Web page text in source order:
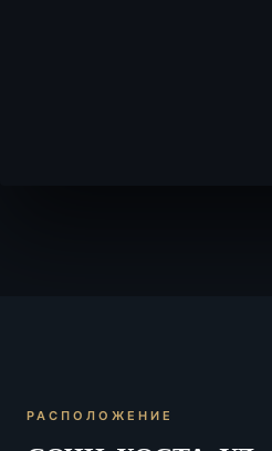
РАСПОЛОЖЕНИЕ